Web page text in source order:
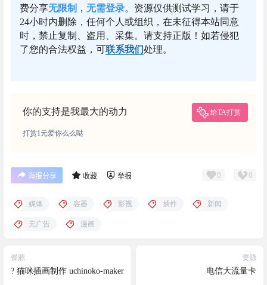
费分享无限制 ， 无需登录。资源仅供测试学习，请于
24小时内删除，任何个人或组织，在未征得本站同意
时，禁止复制、盗用、采集。请支持正版！如若侵犯
了您的合法权益，可联系我们处理。
你的支持是我最大的动力 给TA打赏
打赏1元爱你么么哒
海报分享 收藏 举报 0 0
媒体 容器 影视 插件 新闻
无广告 漫画
资源
? 猫咪插画制作 uchinoko-maker
资源
电信大流量卡